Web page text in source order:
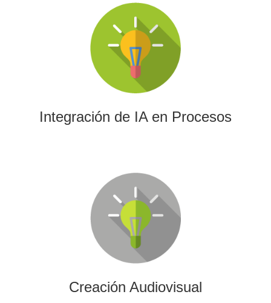
Integración de IA en Procesos
Integración de IA en Procesos
La IA permitirá a su empresa aprovechar el poder de los
algoritmos y las herramientas más avanzadas para el
análisis de datos y la creación de contenidos.
Creación Audiovisual
Creación Audiovisual
Ofrecemos soluciones creativas, de producción y edición
para cualquier tipo de contenido audiovisual: vídeos
promocionales, spots o cobertura audiovisual de eventos.